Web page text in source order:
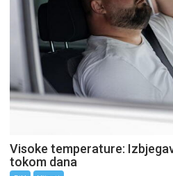
Visoke temperature:
tokom dana